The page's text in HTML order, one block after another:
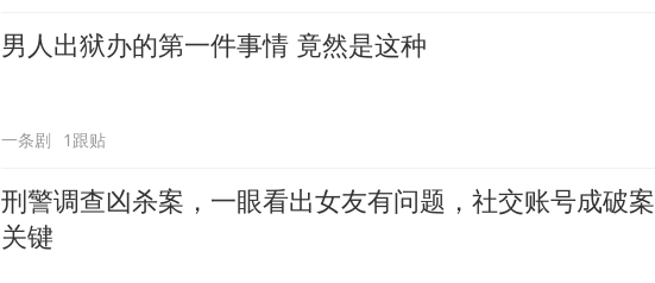
男人出狱办的第一件事情 竟然是这种
一条剧 1跟贴
刑警调查凶杀案，一眼看出女友有问题，社交账号成破案
关键